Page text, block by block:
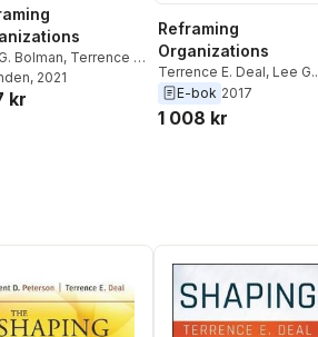
Bolman, Terrence E.
, 2021
kr
Reframing
Organizations
Terrence E. Deal, Lee G.
Bolman
E-bok 2017
1 008 kr